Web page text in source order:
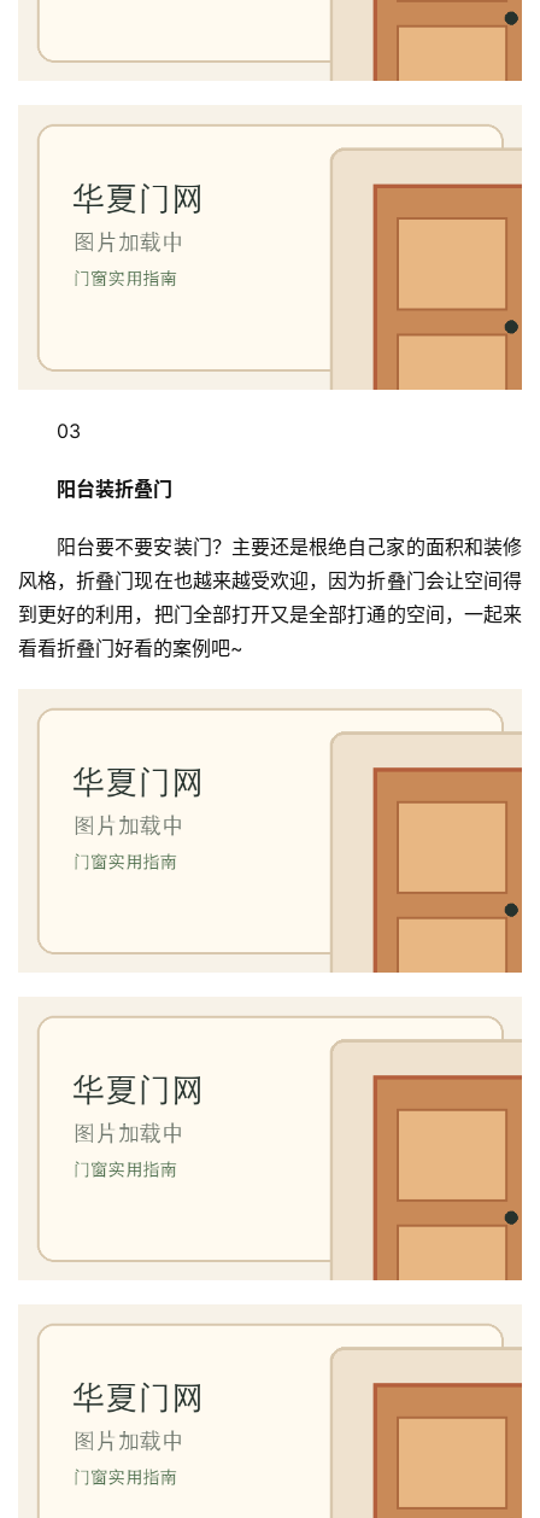
03
阳台装折叠门
阳台要不要安装门？主要还是根绝自己家的面积和装修
风格，折叠门现在也越来越受欢迎，因为折叠门会让空间得
到更好的利用，把门全部打开又是全部打通的空间，一起来
看看折叠门好看的案例吧~